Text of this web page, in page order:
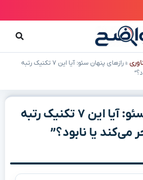
»
رازهای پنهان سئو: آیا این ۷ تکنیک رتبه
رازهای پنهان سئو: آیا این ۷ تکنیک رتبه
می‌کند یا نابود؟”